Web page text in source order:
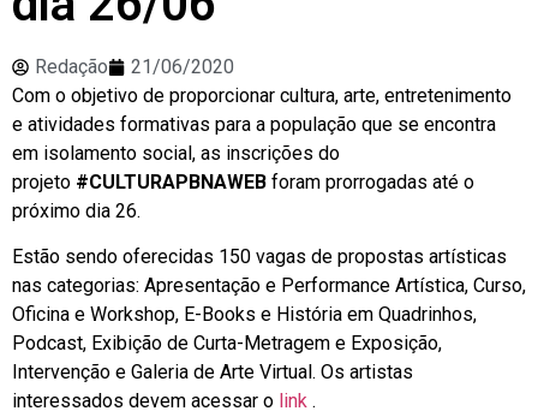
Redação
21/06/2020
Com o objetivo de proporcionar cultura, arte, entretenimento
e atividades formativas para a população que se encontra
em isolamento social, as inscrições do
projeto #CULTURAPBNAWEB foram prorrogadas até o
próximo dia 26.
Estão sendo oferecidas 150 vagas de propostas artísticas
nas categorias: Apresentação e Performance Artística, Curso,
Oficina e Workshop, E-Books e História em Quadrinhos,
Podcast, Exibição de Curta-Metragem e Exposição,
Intervenção e Galeria de Arte Virtual. Os artistas
interessados devem acessar o link .